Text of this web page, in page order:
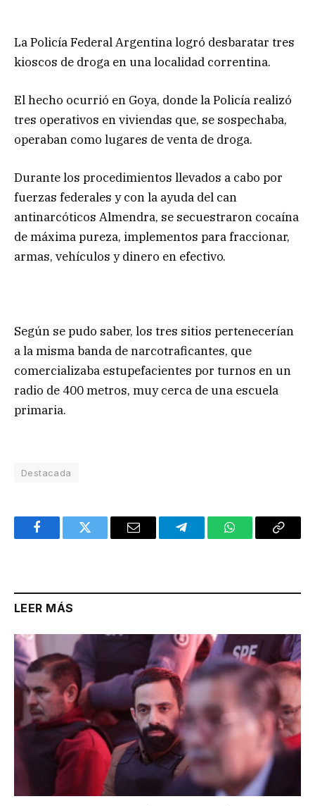
La Policía Federal Argentina logró desbaratar tres
kioscos de droga en una localidad correntina.
El hecho ocurrió en Goya, donde la Policía realizó
tres operativos en viviendas que, se sospechaba,
operaban como lugares de venta de droga.
Durante los procedimientos llevados a cabo por
fuerzas federales y con la ayuda del can
antinarcóticos Almendra, se secuestraron cocaína
de máxima pureza, implementos para fraccionar,
armas, vehículos y dinero en efectivo.
Según se pudo saber, los tres sitios pertenecerían
a la misma banda de narcotraficantes, que
comercializaba estupefacientes por turnos en un
radio de 400 metros, muy cerca de una escuela
primaria.
Destacada
FacebookTwitter Email TelegramWhatsAppCopy
LEER MÁS